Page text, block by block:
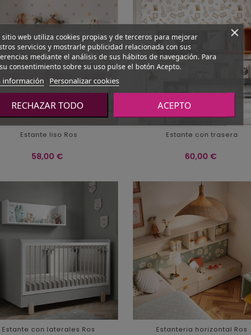
Estante liso Ros
Precio
58,00 €
Estante con trasera
Precio
60,00 €
Estante con laterales Ros Estanteria horizontal Ros
sitio web utiliza cookies propias y de terceros para mejorar
servicios y mostrarle publicidad relacionada con sus
mediante el análisis de sus hábitos de navegación. Para
consentimiento sobre su uso pulse el botón Acepto.
información Personalizar cookies
RECHAZAR TODO ACEPTO